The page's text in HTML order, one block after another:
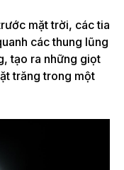
mặt trời, các tia
các thung lũng
tạo ra những giọt
trăng trong một